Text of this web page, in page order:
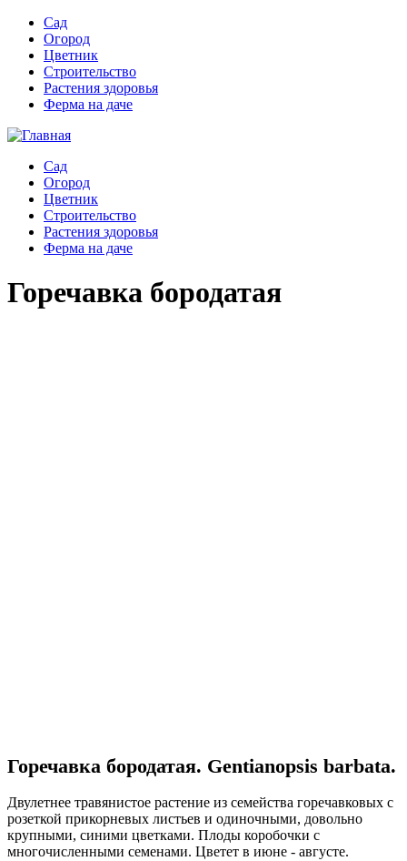
Сад
Огород
Цветник
Строительство
Растения здоровья
Ферма на даче
Сад
Огород
Цветник
Строительство
Растения здоровья
Ферма на даче
Горечавка бородатая
Горечавка бородатая. Gentianopsis barbata.
Двулетнее травянистое растение из семейства горечавковых с
розеткой прикорневых листьев и одиночными, довольно
крупными, синими цветками. Плоды коробочки с
многочисленными семенами. Цветет в июне - августе.